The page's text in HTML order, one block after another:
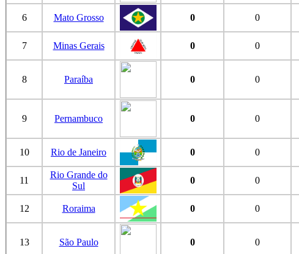
6 Mato Grosso 0 0
7 Minas Gerais 0 0
8 Paraíba 0 0
9 Pernambuco 0 0
10 Rio de Janeiro 0 0
11
Rio Grande do
Sul
0 0
12 Roraima 0 0
13 São Paulo 0 0